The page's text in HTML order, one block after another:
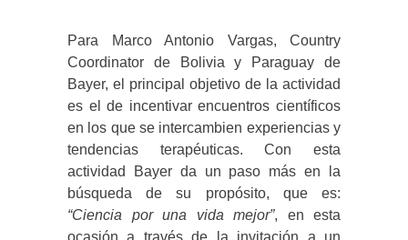
Para Marco Antonio Vargas, Country
Coordinator de Bolivia y Paraguay de
Bayer, el principal objetivo de la actividad
es el de incentivar encuentros científicos
en los que se intercambien experiencias y
tendencias terapéuticas. Con esta
actividad Bayer da un paso más en la
búsqueda de su propósito, que es:
“Ciencia por una vida mejor”, en esta